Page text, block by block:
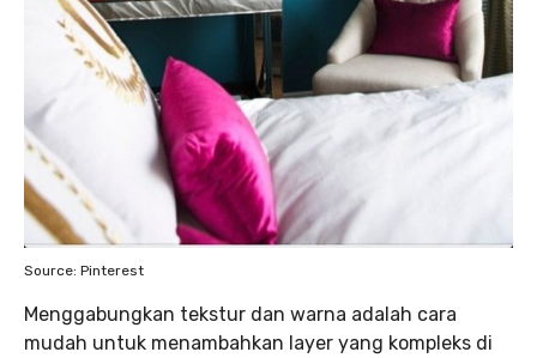
Source: Pinterest
Menggabungkan tekstur dan warna adalah cara
mudah untuk menambahkan layer yang kompleks di